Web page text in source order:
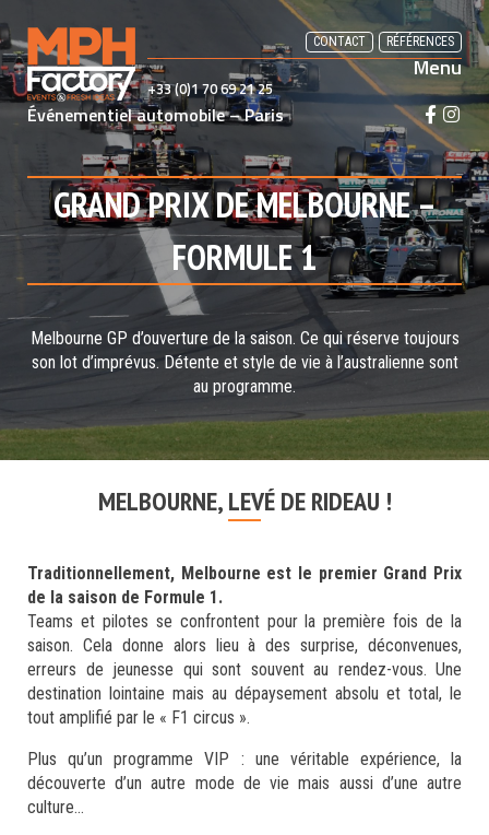
to
content
CONTACT RÉFÉRENCES
+33 (0)1 70 69 21 25
Menu
Événementiel automobile – Paris
F
a
c
e
b
o
o
k
I
s
a
g
r
a
GRAND PRIX DE MELBOURNE –
FORMULE 1
Melbourne GP d’ouverture de la saison. Ce qui réserve toujours
son lot d’imprévus. Détente et style de vie à l’australienne sont
au programme.
MELBOURNE, LEVÉ DE RIDEAU !
Traditionnellement, Melbourne est le premier Grand Prix
de la saison de Formule 1.
Teams et pilotes se confrontent pour la première fois de la
saison. Cela donne alors lieu à des surprise, déconvenues,
erreurs de jeunesse qui sont souvent au rendez-vous. Une
destination lointaine mais au dépaysement absolu et total, le
tout amplifié par le « F1 circus ».
Plus qu’un programme VIP : une véritable expérience, la
découverte d’un autre mode de vie mais aussi d’une autre
culture…